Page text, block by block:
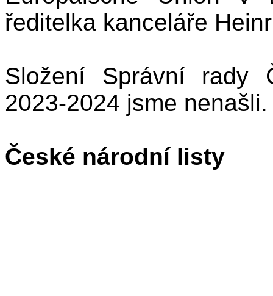
ředitelka kanceláře
Složení Správní rady
2023-2024 jsme nenašli.
České národní listy